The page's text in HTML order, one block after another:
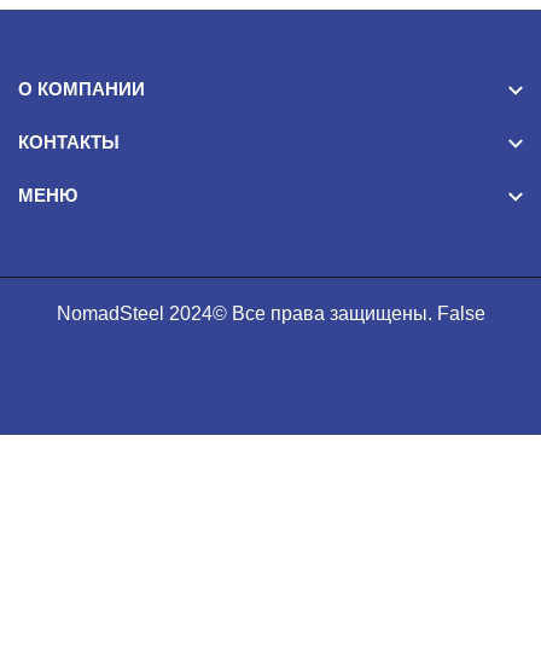
О КОМПАНИИ
КОНТАКТЫ
МЕНЮ
NomadSteel 2024© Все права защищены. False